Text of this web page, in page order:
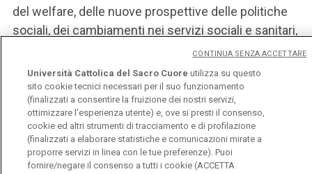
del welfare, delle nuove prospettive delle politiche
sociali, dei cambiamenti nei servizi sociali e sanitari,
nel terzo settore, nell'associazionismo prosociale,
nelle professioni del sociale.
Università Cattolica del Sacro Cuore
Università Cattolica del Sacro Cuore utilizza su questo
sito cookie tecnici necessari per il suo funzionamento
(finalizzati a consentire la fruizione dei nostri servizi,
ottimizzare l'esperienza utente) e, ove si presti il consenso,
cookie ed altri strumenti di tracciamento e di profilazione
(finalizzati a elaborare statistiche e comunicazioni mirate a
proporre servizi in linea con le tue preferenze). Puoi
fornire/negare il consenso a tutti i cookie (ACCETTA
CONTINUA SENZA ACCETTARE